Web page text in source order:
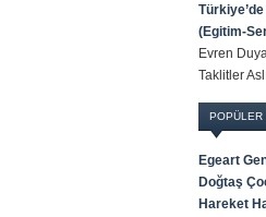
(Egitim-
Evren
Taklitler
POPÜLER
Egeart
Doğtaş
Hareket